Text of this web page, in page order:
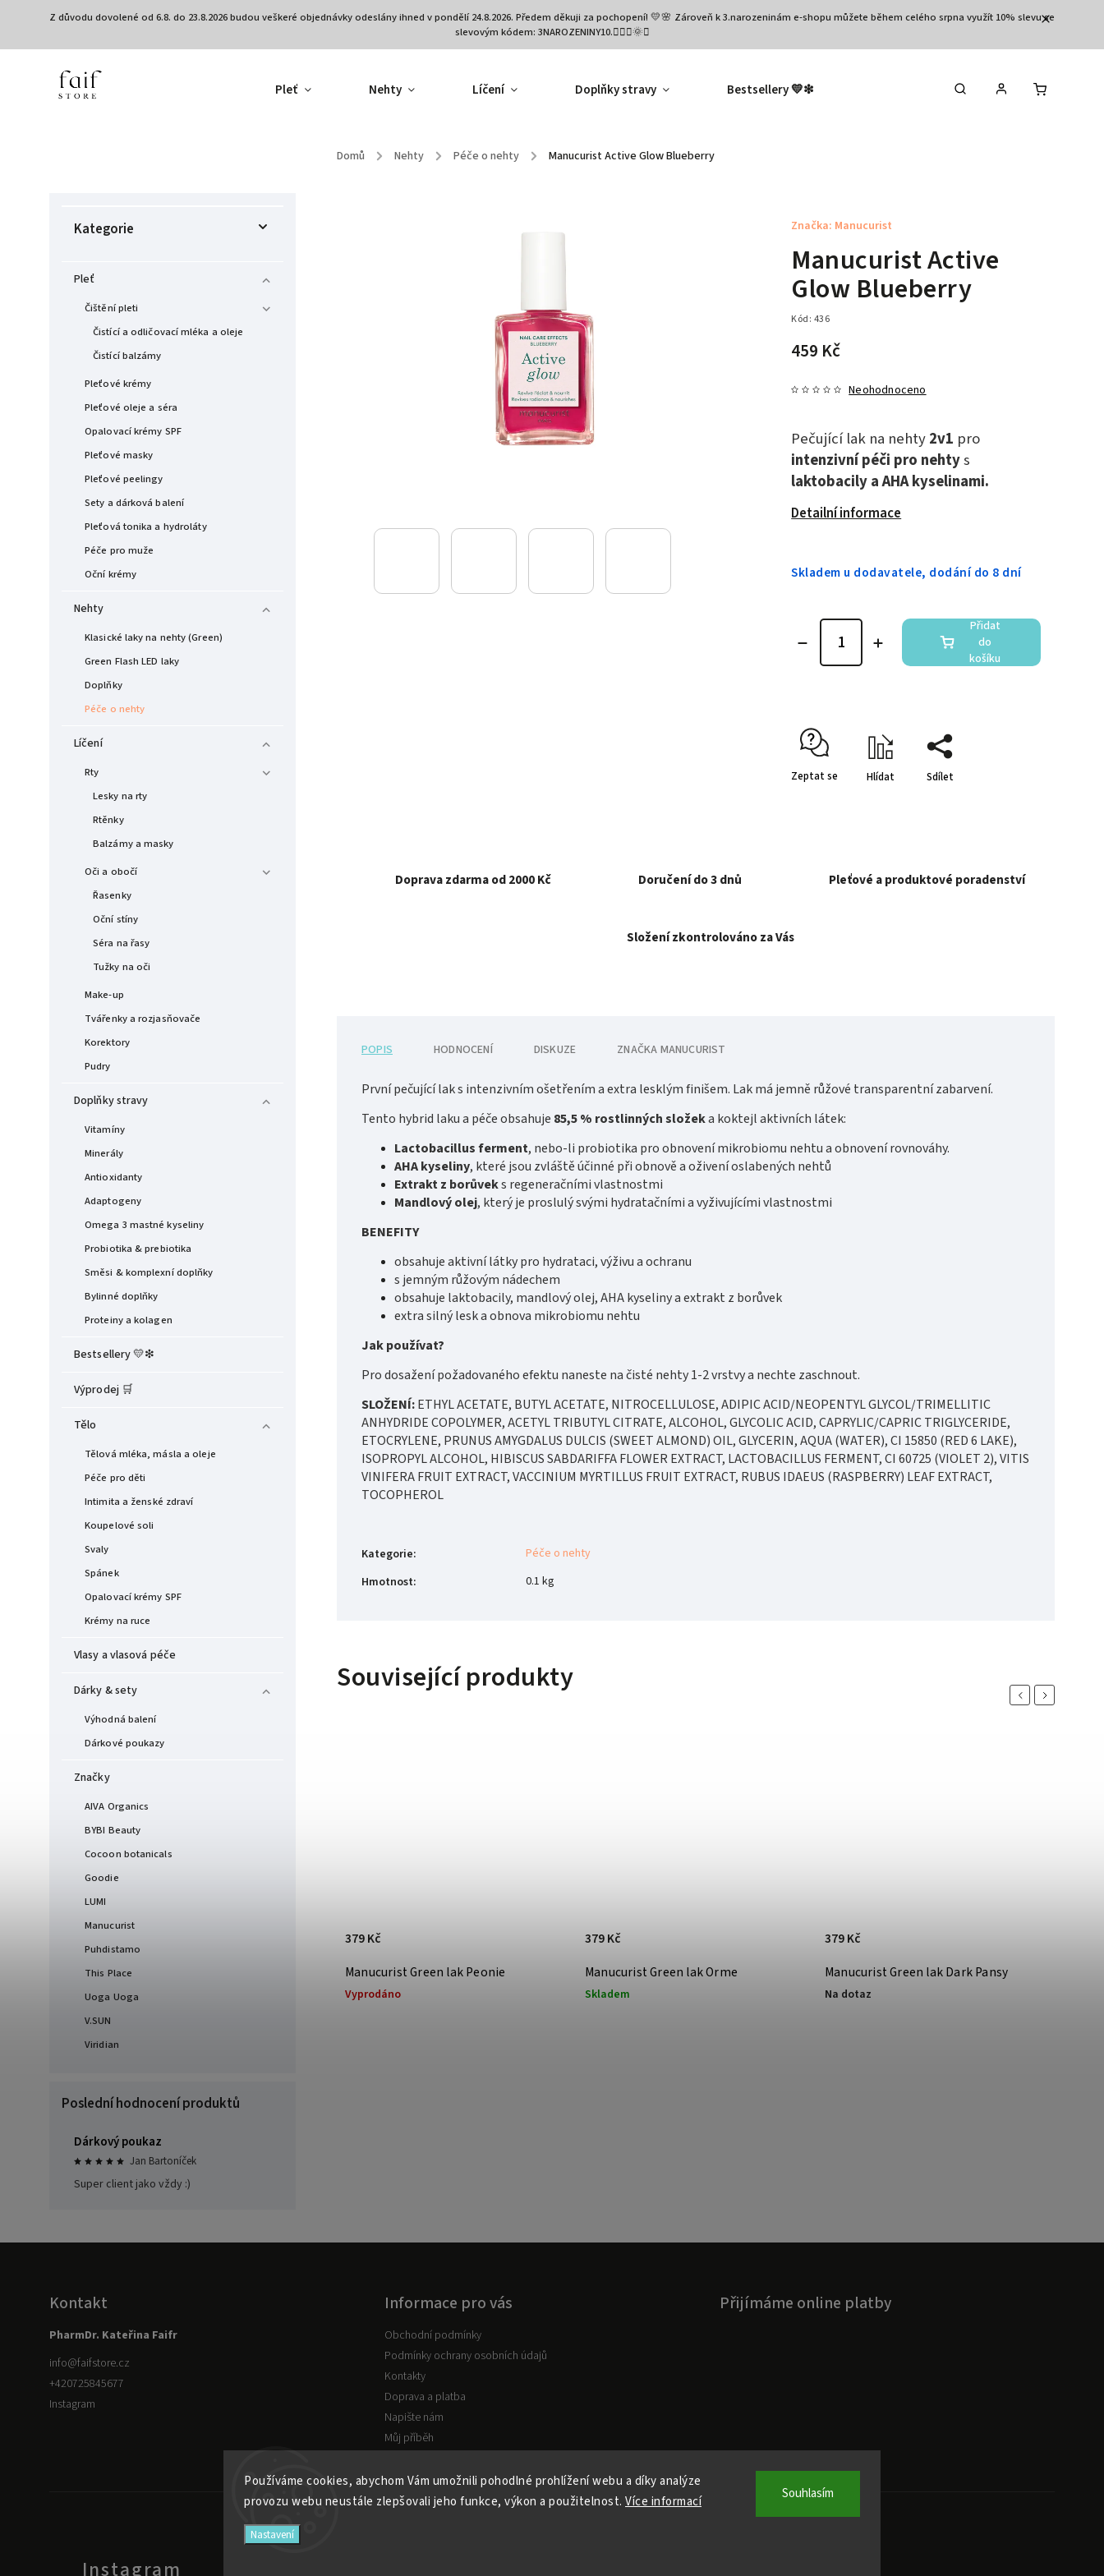
Používáme cookies, abychom Vám umožnili pohodlné prohlížení webu a díky analýze
provozu webu neustále zlepšovali jeho funkce, výkon a použitelnost. Více informací
Nastavení
Souhlasím
Z důvodu dovolené od 6.8. do 23.8.2026 budou veškeré objednávky odeslány ihned v pondělí 24.8.2026. Předem děkuji za pochopení! 💛🌸 Zároveň k 3.narozeninám e-shopu můžete během celého srpna využít 10% slevu se
slevovým kódem: 3NAROZENINY10.🧚🏻‍♀️🌞✨
Pleť Nehty Líčení Doplňky stravy Bestsellery 💛❇︎ Tělo
Domů / Nehty / Péče o nehty / Manucurist Active Glow Blueberry
Kategorie
Pleť
Čištění pleti
Čistící a odličovací mléka a oleje
Čistící balzámy
Pleťové krémy
Pleťové oleje a séra
Opalovací krémy SPF
Pleťové masky
Pleťové peelingy
Sety a dárková balení
Pleťová tonika a hydroláty
Péče pro muže
Oční krémy
Nehty
Klasické laky na nehty (Green)
Green Flash LED laky
Doplňky
Péče o nehty
Líčení
Rty
Lesky na rty
Rtěnky
Balzámy a masky
Oči a obočí
Řasenky
Oční stíny
Séra na řasy
Tužky na oči
Make-up
Tvářenky a rozjasňovače
Korektory
Pudry
Doplňky stravy
Vitamíny
Minerály
Antioxidanty
Adaptogeny
Omega 3 mastné kyseliny
Probiotika & prebiotika
Směsi & komplexní doplňky
Bylinné doplňky
Proteiny a kolagen
Bestsellery 💛❇︎
Výprodej 🛒
Tělo
Tělová mléka, másla a oleje
Péče pro děti
Intimita a ženské zdraví
Koupelové soli
Svaly
Spánek
Opalovací krémy SPF
Krémy na ruce
Vlasy a vlasová péče
Dárky & sety
Výhodná balení
Dárkové poukazy
Značky
AIVA Organics
BYBI Beauty
Cocoon botanicals
Goodie
LUMI
Manucurist
Puhdistamo
This Place
Uoga Uoga
V.SUN
Viridian
Poslední hodnocení produktů
Dárkový poukaz
Jan Bartoníček
Super client jako vždy :)
Manucurist Active
Glow Blueberry
Kód: 436
459 Kč
Neohodnoceno
Pečující lak na nehty2v1 pro
intenzivní péči pro nehtys
laktobacily a AHA kyselinami.
Detailní informace
Značka: Manucurist
Skladem u dodavatele, dodání do 8 dní
Přidat
do
košíku
Zeptat se Hlídat Sdílet
Doprava zdarma od 2000 Kč Doručení do 3 dnů Pleťové a produktové poradenství
Složení zkontrolováno za Vás
POPIS HODNOCENÍ DISKUZE ZNAČKA MANUCURIST
První pečující lak s intenzivním ošetřením a extra lesklým finišem. Lak má jemně růžové transparentní zabarvení.
Tento hybrid laku a péče obsahuje 85,5 % rostlinných složeka koktejl aktivních látek:
Lactobacillus ferment, nebo-li probiotika pro obnovení mikrobiomu nehtu a obnovení rovnováhy.
AHA kyseliny, které jsou zvláště účinné při obnově a oživení oslabených nehtů
Extrakt z borůveks regeneračními vlastnostmi
Mandlový olej, který je proslulý svými hydratačními a vyživujícími vlastnostmi
BENEFITY
obsahuje aktivní látky pro hydrataci, výživu a ochranu
s jemným růžovým nádechem
obsahuje laktobacily, mandlový olej, AHA kyseliny a extrakt z borůvek
extra silný lesk a obnova mikrobiomu nehtu
Jak používat?
Pro dosažení požadovaného efektu naneste na čisté nehty 1-2 vrstvy a nechte zaschnout.
SLOŽENÍ:ETHYL ACETATE, BUTYL ACETATE, NITROCELLULOSE, ADIPIC ACID/NEOPENTYL GLYCOL/TRIMELLITIC
ANHYDRIDE COPOLYMER, ACETYL TRIBUTYL CITRATE, ALCOHOL, GLYCOLIC ACID, CAPRYLIC/CAPRIC TRIGLYCERIDE,
ETOCRYLENE, PRUNUS AMYGDALUS DULCIS (SWEET ALMOND) OIL, GLYCERIN, AQUA (WATER), CI 15850 (RED 6 LAKE),
ISOPROPYL ALCOHOL, HIBISCUS SABDARIFFA FLOWER EXTRACT, LACTOBACILLUS FERMENT, CI 60725 (VIOLET 2), VITIS
VINIFERA FRUIT EXTRACT, VACCINIUM MYRTILLUS FRUIT EXTRACT, RUBUS IDAEUS (RASPBERRY) LEAF EXTRACT,
TOCOPHEROL
Kategorie:
Péče o nehty
Hmotnost: 0.1 kg
Související produkty Previous
Manucurist Green lak Gold
Skladem
2 526,67 Kč / 100 ml
Manucurist Green lak Peonie
Vyprodáno
379 Kč
Manucurist Green lak Orme
Skladem
379 Kč
Manucurist Green lak Dark Pansy
Na dotaz
379 Kč
Next
Instagram
Kontakt
PharmDr. Kateřina Faifr
info@faifstore.cz
+420725845677
Instagram
Informace pro vás
Obchodní podmínky
Podmínky ochrany osobních údajů
Kontakty
Doprava a platba
Napište nám
Můj příběh
Přijímáme online platby